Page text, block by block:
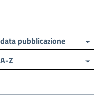
data pubblicazione
A-Z